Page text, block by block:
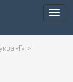
Меню
«Г» >